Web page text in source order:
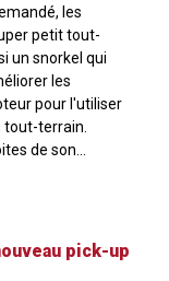
les
petit tout-
un snorkel qui
les
pour l'utiliser
terrain.
de son...
pick-up